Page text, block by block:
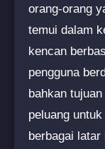
orang-orang
temui dalam
kencan
pengguna
bahkan
peluang
berbagai